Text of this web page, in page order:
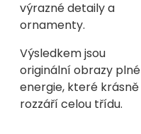
výrazné detaily a
ornamenty.
Výsledkem jsou
originální obrazy plné
energie, které krásně
rozzáří celou třídu.